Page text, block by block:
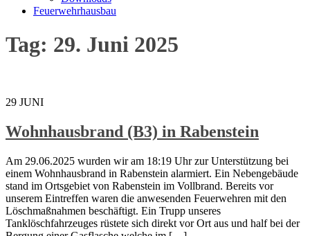
Feuerwehrhausbau
Tag: 29. Juni 2025
29 JUNI
Wohnhausbrand (B3) in Rabenstein
Am 29.06.2025 wurden wir am 18:19 Uhr zur Unterstützung bei
einem Wohnhausbrand in Rabenstein alarmiert. Ein Nebengebäude
stand im Ortsgebiet von Rabenstein im Vollbrand. Bereits vor
unserem Eintreffen waren die anwesenden Feuerwehren mit den
Löschmaßnahmen beschäftigt. Ein Trupp unseres
Tanklöschfahrzeuges rüstete sich direkt vor Ort aus und half bei der